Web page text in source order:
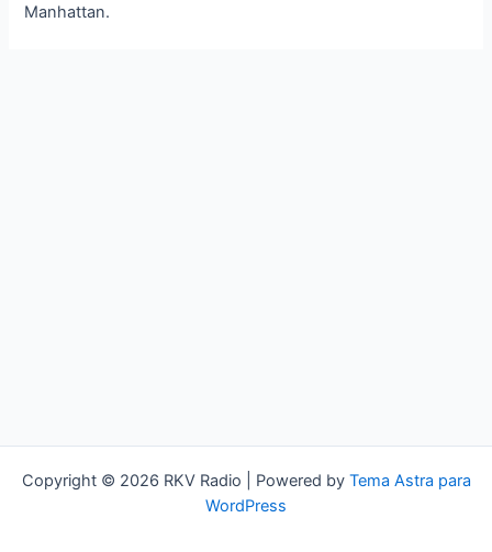
Manhattan.
Copyright © 2026 RKV Radio | Powered by Tema Astra para
WordPress